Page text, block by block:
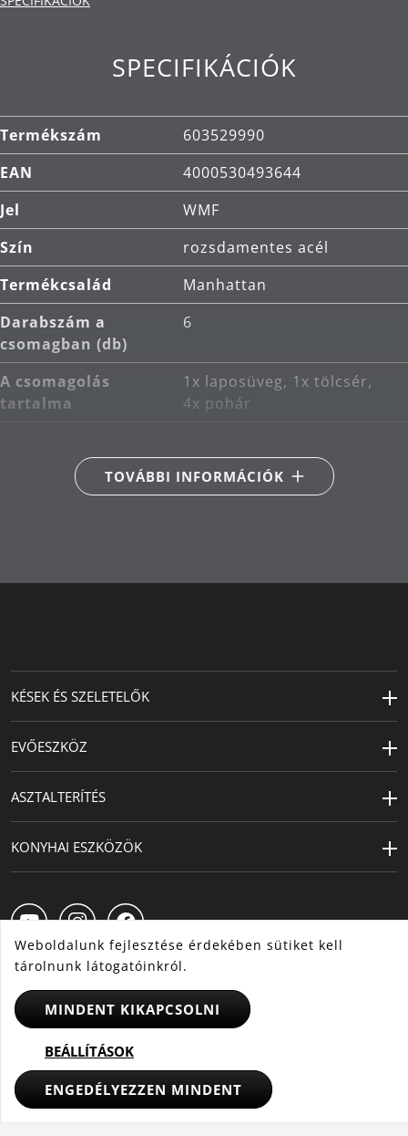
Anyag: kiváló minőségű Cromargan®
rozsdamentes acél, amely méretben stabil,
és rendkívül karcálló.
Tisztítás: mosogatógépben mosható.
SPECIFIKÁCIÓK
Termékszám
603529990
EAN
4000530493644
Jel
WMF
Szín
rozsdamentes acél
Termékcsalád
Manhattan
Darabszám a
csomagban (db)
6
A csomagolás
tartalma
1x laposüveg, 1x tölcsér,
4x pohár
Cromargan® 18/10
Termékápolás
mosogatógépben
Másodlagos anyag
bőr
TOVÁBBI INFORMÁCIÓK
KÉSEK ÉS SZELETELŐK
EVŐESZKÖZ
ASZTALTERÍTÉS
KONYHAI ESZKÖZÖK
CS SK HU
© 2025 WMF - Minden jog fenntartva
Weboldalunk fejlesztése érdekében sütiket kell
tárolnunk látogatóinkról.
MINDENT KIKAPCSOLNI
BEÁLLÍTÁSOK
ENGEDÉLYEZZEN MINDENT